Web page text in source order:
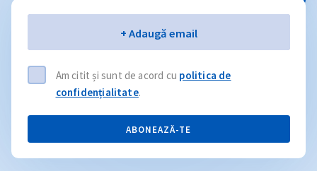
+ Adaugă email
Am citit și sunt de acord cu politica de
confidențialitate.
ABONEAZĂ-TE